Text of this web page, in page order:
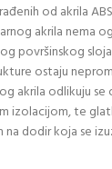
od akrila
akrila nema
površinskog
ostaju
akrila odlikuju
izolacijom, te
na dodir koja se